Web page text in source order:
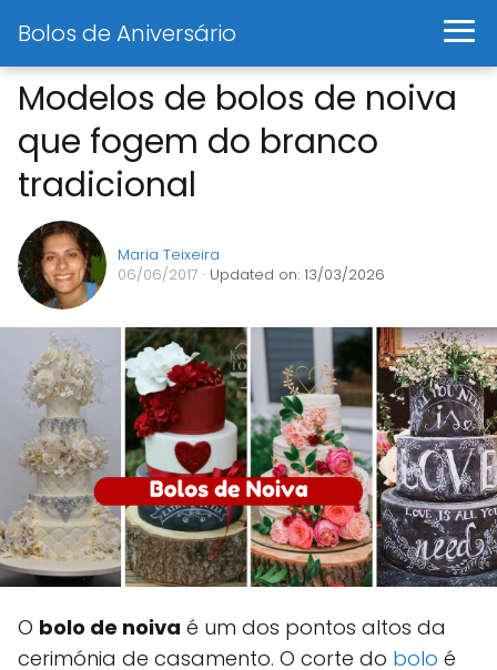
Bolos de Aniversário
Modelos de bolos de noiva
que fogem do branco
tradicional
Maria Teixeira
06/06/2017 · Updated on: 13/03/2026
O bolo de noiva é um dos pontos altos da
cerimónia de casamento. O corte do bolo é